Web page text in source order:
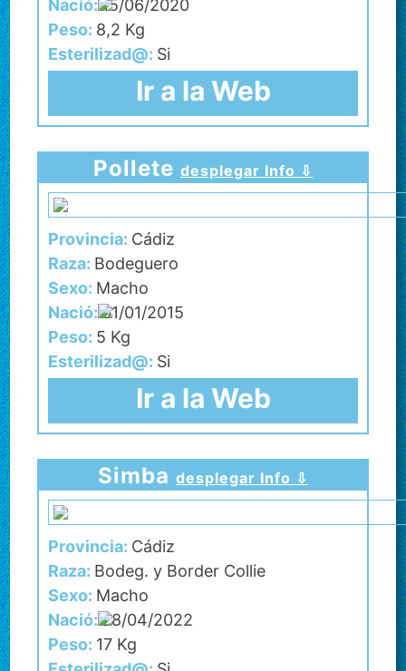
Nació:15/06/2020
Peso: 8,2 Kg
Esterilizad@: Si
Ir a la Web
Pollete desplegar Info ⇩
Provincia: Cádiz
Raza: Bodeguero
Sexo: Macho
Nació:01/01/2015
Peso: 5 Kg
Esterilizad@: Si
Ir a la Web
Simba desplegar Info ⇩
Provincia: Cádiz
Raza: Bodeg. y Border Collie
Sexo: Macho
Nació:28/04/2022
Peso: 17 Kg